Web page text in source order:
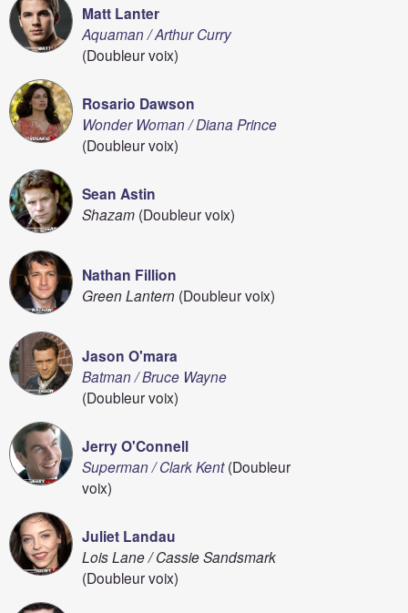
Matt Lanter
Aquaman / Arthur Curry
(Doubleur voix)
Rosario Dawson
Wonder Woman / Diana Prince
(Doubleur voix)
Sean Astin
Shazam (Doubleur voix)
Nathan Fillion
Green Lantern (Doubleur voix)
Jason O'mara
Batman / Bruce Wayne
(Doubleur voix)
Jerry O'Connell
Superman / Clark Kent(Doubleur
voix)
Juliet Landau
Lois Lane / Cassie Sandsmark
(Doubleur voix)